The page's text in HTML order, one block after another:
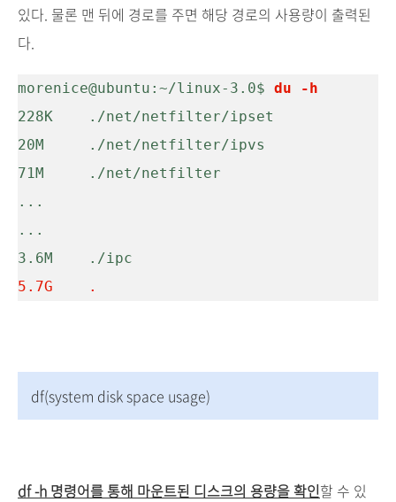
있다. 물론 맨 뒤에 경로를 주면 해당 경로의 사용량이 출력된
다.
morenice@ubuntu:~/linux-3.0$ du -h
228K    ./net/netfilter/ipset
20M     ./net/netfilter/ipvs
71M     ./net/netfilter
...
...
5.7G    .
df(system disk space usage)
df -h 명령어를 통해 마운트된 디스크의 용량을 확인할 수 있